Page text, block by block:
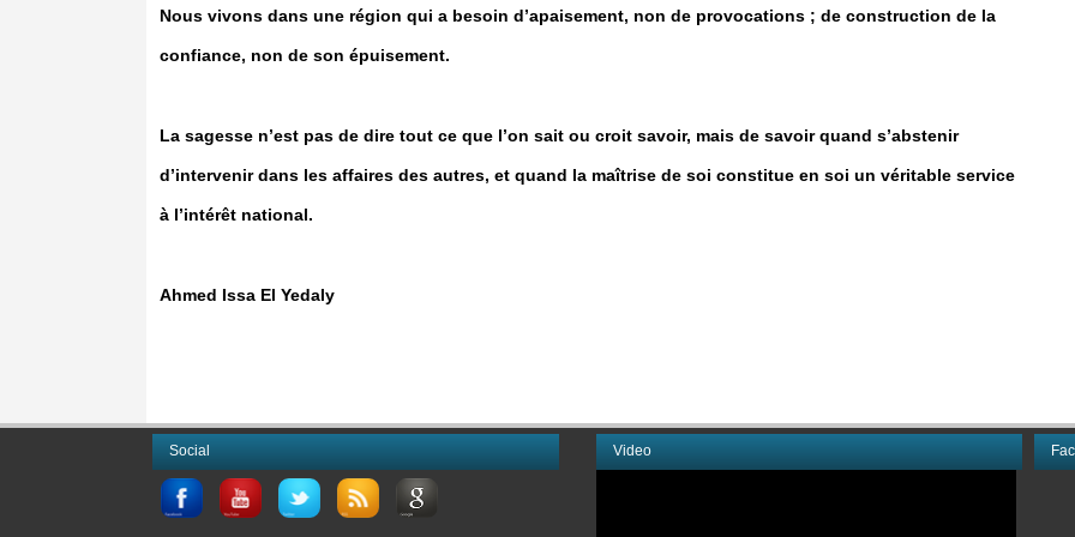
Nous vivons dans une région qui a besoin d’apaisement, non de provocations ; de construction de la
confiance, non de son épuisement.
La sagesse n’est pas de dire tout ce que l’on sait ou croit savoir, mais de savoir quand s’abstenir
d’intervenir dans les affaires des autres, et quand la maîtrise de soi constitue en soi un véritable service
à l’intérêt national.
Ahmed Issa El Yedaly
Video
Social